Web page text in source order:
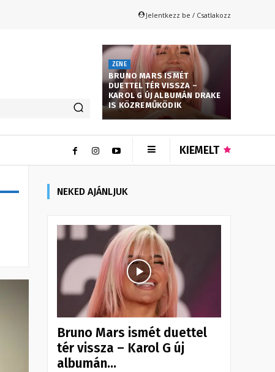
Jelentkezz be / Csatlakozz
ZENE
BRUNO MARS ISMÉT
DUETTEL TÉR VISSZA –
KAROL G ÚJ ALBUMÁN DRAKE
IS KÖZREMŰKÖDIK
KIEMELT
NEKED AJÁNLJUK
Bruno Mars ismét duettel
tér vissza – Karol G új
albumán...